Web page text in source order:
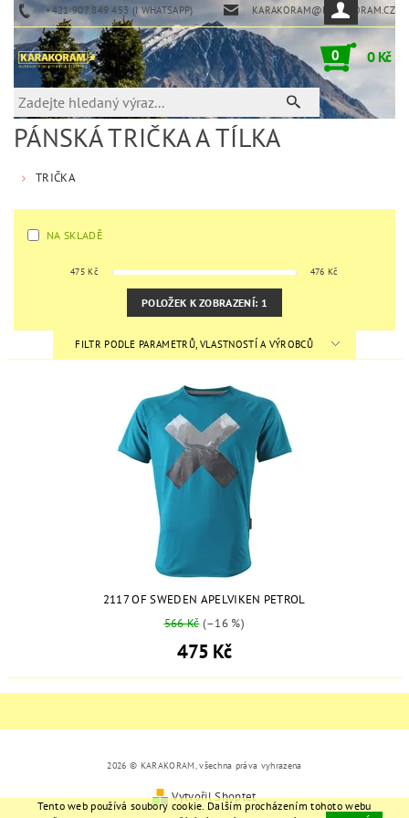
+421 907 849 453 (I WHATSAPP) KARAKORAM@KARAKORAM.CZ
0 0 Kč
PÁNSKÁ TRIČKA A TÍLKA
TRIČKA
NA SKLADĚ
475 Kč 476 Kč
POLOŽEK K ZOBRAZENÍ: 1
FILTR PODLE PARAMETRŮ, VLASTNOSTÍ A VÝROBCŮ
2117 OF SWEDEN APELVIKEN PETROL
566 Kč(–16 %)
475 Kč
2026 © KARAKORAM, všechna práva vyhrazena
Vytvořil Shoptet
Tento web používá soubory cookie. Dalším procházením tohoto webu